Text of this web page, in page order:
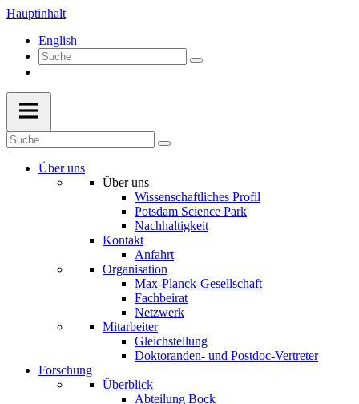
Hauptinhalt
English
Über uns
Über uns
Wissenschaftliches Profil
Potsdam Science Park
Nachhaltigkeit
Kontakt
Anfahrt
Organisation
Max-Planck-Gesellschaft
Fachbeirat
Netzwerk
Mitarbeiter
Gleichstellung
Doktoranden- und Postdoc-Vertreter
Forschung
Überblick
Abteilung Bock